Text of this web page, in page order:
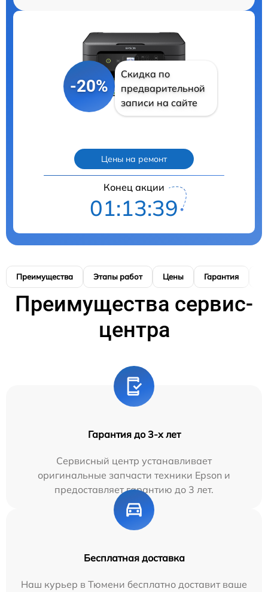
-20%
Скидка по
предварительной
записи на сайте
Цены на ремонт
Конец акции
01:13:38
Преимущества Этапы работ Цены Гарантия
Преимущества сервис-
центра
Гарантия до 3-х лет
Сервисный центр устанавливает
оригинальные запчасти техники Epson и
предоставляет гарантию до 3 лет.
Бесплатная доставка
Наш курьер в Тюмени бесплатно доставит ваше